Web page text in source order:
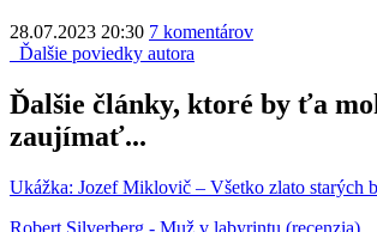
28.07.2023 20:30 7 komentárov
Ďalšie poviedky autora
Ďalšie články, ktoré by ťa
zaujímať...
Ukážka: Jozef Miklovič – Všetko zlato starých
Robert Silverberg - Muž v labyrintu (recenzia)